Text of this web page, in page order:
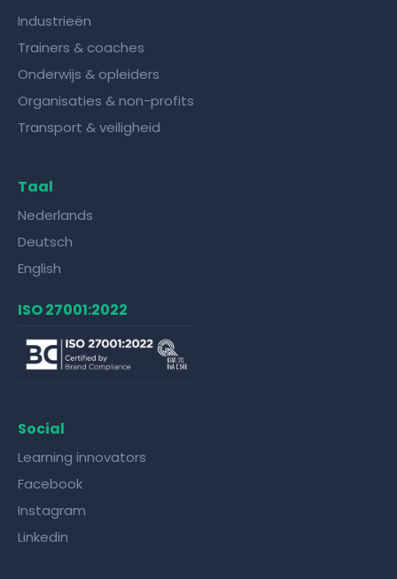
Industrieën
Trainers & coaches
Onderwijs & opleiders
Organisaties & non-profits
Transport & veiligheid
Taal
Nederlands
Deutsch
English
ISO 27001:2022
Social
Learning innovators
Facebook
Instagram
Linkedin